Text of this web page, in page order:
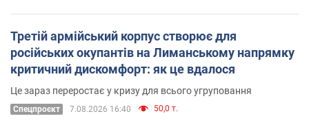
Третій армійський корпус створює для
російських окупантів на Лиманському напрямку
критичний дискомфорт: як це вдалося
Це зараз переростає у кризу для всього угруповання
Cпецпроєкт 7.08.2026 16:40 50,0 т.